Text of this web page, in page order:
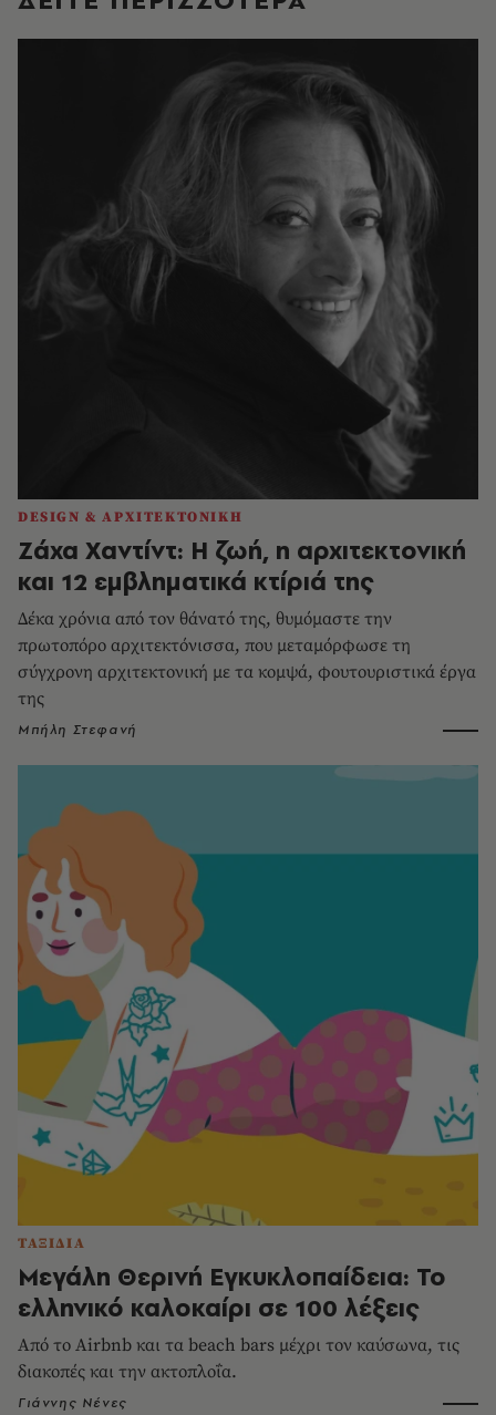
DESIGN & ΑΡΧΙΤΕΚΤΟΝΙΚΗ
Ζάχα Χαντίντ: Η ζωή, η αρχιτεκτονική
και 12 εμβληματικά κτίριά της
Δέκα χρόνια από τον θάνατό της, θυμόμαστε την
πρωτοπόρο αρχιτεκτόνισσα, που μεταμόρφωσε τη
σύγχρονη αρχιτεκτονική με τα κομψά, φουτουριστικά έργα
της
Μπήλη Στεφανή
ΤΑΞΙΔΙΑ
Μεγάλη Θερινή Εγκυκλοπαίδεια: Το
ελληνικό καλοκαίρι σε 100 λέξεις
Από το Airbnb και τα beach bars μέχρι τον καύσωνα, τις
διακοπές και την ακτοπλοΐα.
Γιάννης Νένες